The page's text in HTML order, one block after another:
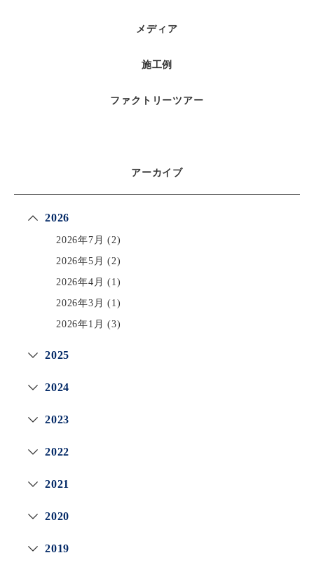
メディア
施工例
ファクトリーツアー
アーカイブ
2026
2026年7月 (2)
2026年5月 (2)
2026年4月 (1)
2026年3月 (1)
2026年1月 (3)
2025
2024
2023
2022
2021
2020
2019